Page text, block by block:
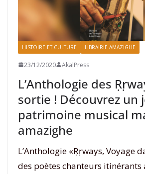
HISTOIRE ET CULTURE LIBRAIRIE AMAZIGHE
23/12/2020 AkalPress
L’Anthologie des
sortie ! Découvrez un
patrimoine musical
amazighe
L’Anthologie «Ṛṛways, Voyage
des poètes chanteurs itinérants